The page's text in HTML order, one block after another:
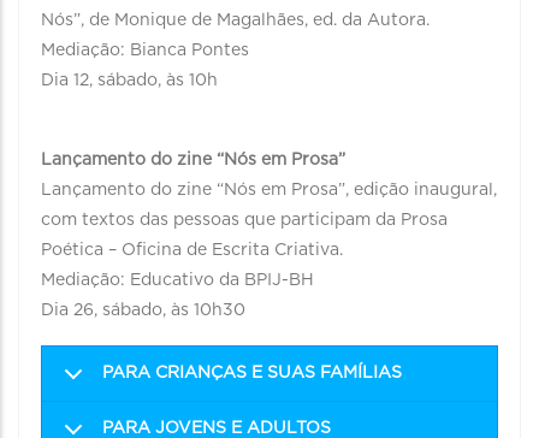
Nós”, de Monique de Magalhães, ed. da Autora.
Mediação: Bianca Pontes
Dia 12, sábado, às 10h
Lançamento do zine “Nós em Prosa”
Lançamento do zine “Nós em Prosa”, edição inaugural,
com textos das pessoas que participam da Prosa
Poética – Oficina de Escrita Criativa.
Mediação: Educativo da BPIJ-BH
Dia 26, sábado, às 10h30
PARA CRIANÇAS E SUAS FAMÍLIAS
PARA JOVENS E ADULTOS